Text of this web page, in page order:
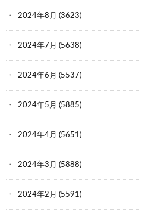
2024年8月 (3623)
2024年7月 (5638)
2024年6月 (5537)
2024年5月 (5885)
2024年4月 (5651)
2024年3月 (5888)
2024年2月 (5591)